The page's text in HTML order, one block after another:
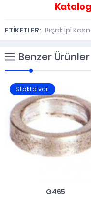
ETİKETLER: Bıçak İpi
Benzer Ürünler
Stokta var.
G465